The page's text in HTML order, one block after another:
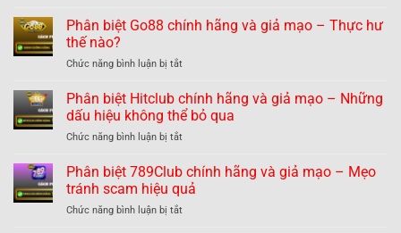
biệt
hãng
giả
mạo
dạng
dàng
tránh
đảo
Phân biệt Go88 chính hãng và giả mạo – Thực hư
thế nào?
Chức năng bình luận bị tắt
biệt
Go88
chính
hãng
giả
mạo
Thực
Phân biệt Hitclub chính hãng và giả mạo – Những
dấu hiệu không thể bỏ qua
Chức năng bình luận bị tắt
biệt
Hitclub
chính
hãng
Phân biệt 789Club chính hãng và giả mạo – Mẹo
tránh scam hiệu quả
Chức năng bình luận bị tắt